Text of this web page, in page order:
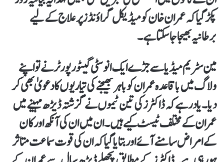
پکڑ گیا کہ عمران خان کو میڈیکل گراؤنڈز پر علاج کے لیے
برطانیہ بھیجا جا سکتا ہے ۔
مین سٹریم میڈیا سے جڑے ایک انوسٹی گیٹو ر پورٹر نے تو اپنے
ولاگ میں با قاعدہ عمران کو باہر بھیجنے کی تیاریوں کا دعویٰ بھی کر
دیا۔ یاد رہے کہ ڈاکٹرز کی تین ٹیموں نے گزشتہ ڈیڑھ مہینے میں
عمران کے مختلف ٹیسٹ کیے ہیں۔ ان میں ان کی آنکھ اور کان
کے امراض سامنے آئے اور بتایا گیا کہ ان کی قوت سماعت متاثر